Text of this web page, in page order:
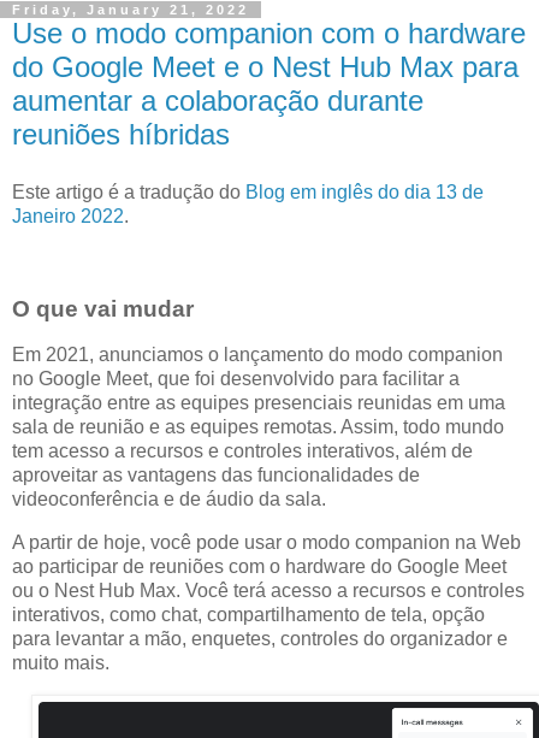
Friday, January 21, 2022
Use o modo companion com o hardware
do Google Meet e o Nest Hub Max para
aumentar a colaboração durante
reuniões híbridas
Este artigo é a tradução do Blog em inglês do dia 13 de
Janeiro 2022.
O que vai mudar
Em 2021, anunciamos o lançamento do modo companion
no Google Meet, que foi desenvolvido para facilitar a
integração entre as equipes presenciais reunidas em uma
sala de reunião e as equipes remotas. Assim, todo mundo
tem acesso a recursos e controles interativos, além de
aproveitar as vantagens das funcionalidades de
videoconferência e de áudio da sala.
A partir de hoje, você pode usar o modo companion na Web
ao participar de reuniões com o hardware do Google Meet
ou o Nest Hub Max. Você terá acesso a recursos e controles
interativos, como chat, compartilhamento de tela, opção
para levantar a mão, enquetes, controles do organizador e
muito mais.